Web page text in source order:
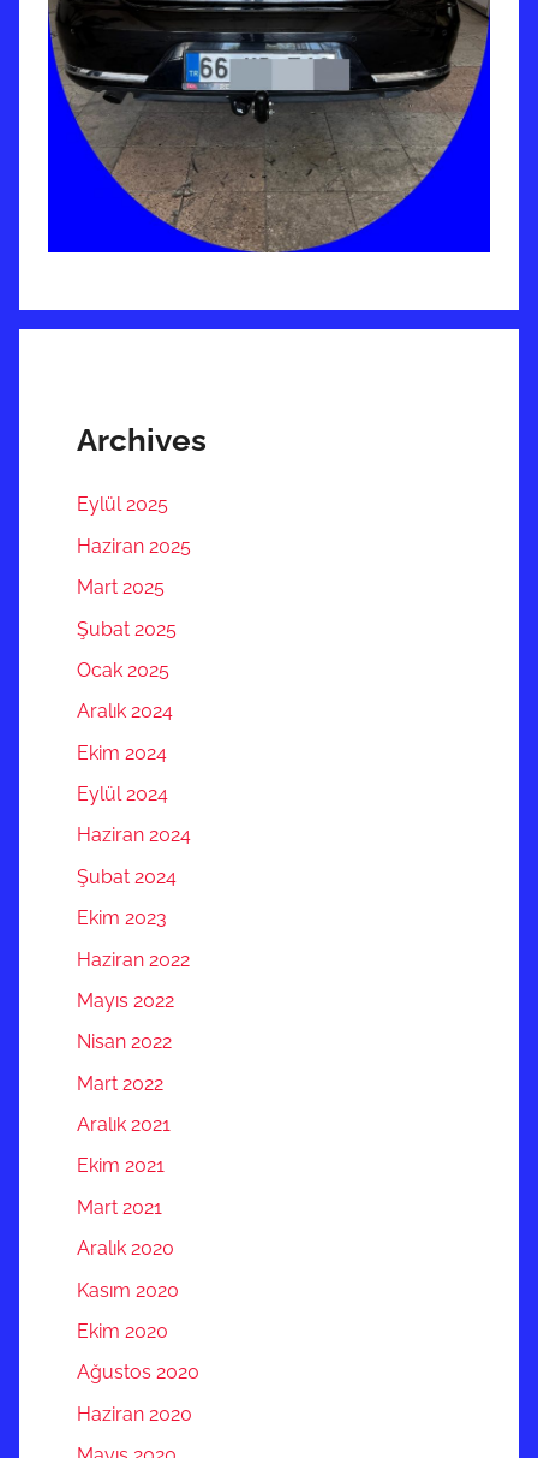
Archives
Eylül 2025
Haziran 2025
Mart 2025
Şubat 2025
Ocak 2025
Aralık 2024
Ekim 2024
Eylül 2024
Haziran 2024
Şubat 2024
Ekim 2023
Haziran 2022
Mayıs 2022
Nisan 2022
Mart 2022
Aralık 2021
Ekim 2021
Mart 2021
Aralık 2020
Kasım 2020
Ekim 2020
Ağustos 2020
Haziran 2020